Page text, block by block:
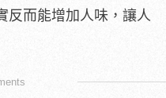
而能增加人味，讓人